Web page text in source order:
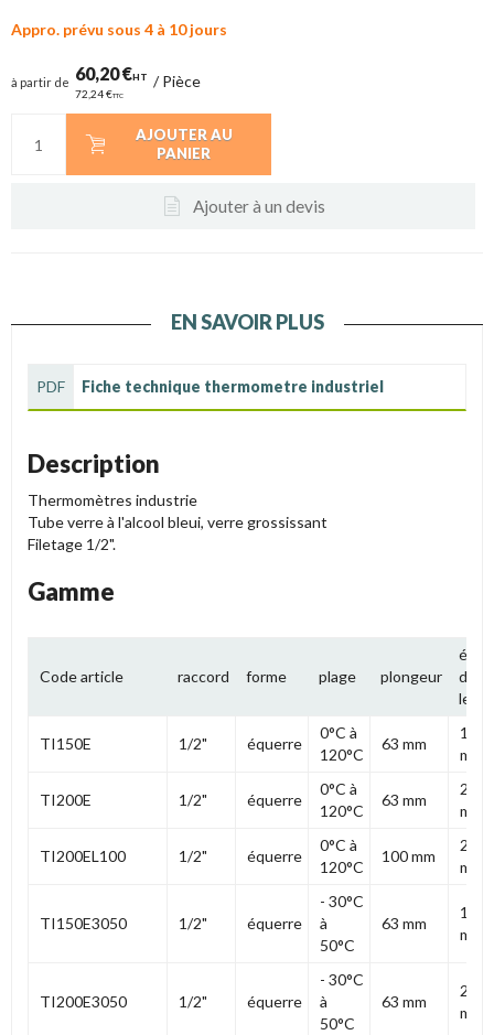
Appro. prévu sous 4 à 10 jours
à partir de 60,20 €HT
72,24 €TTC
/Pièce
AJOUTER AU
PANIER
Ajouter à un devis
EN SAVOIR PLUS
PDF Fiche technique thermometre industriel
Description
Thermomètres industrie
Tube verre à l'alcool bleui, verre grossissant
Filetage 1/2".
Gamme
Code article raccord forme plage plongeur
de
TI150E 1/2" équerre
0°C à
120°C
63 mm
150
mm
TI200E 1/2" équerre
0°C à
120°C
63 mm
200
mm
TI200EL100 1/2" équerre
0°C à
120°C
100 mm
200
mm
TI150E3050 1/2" équerre
- 30°C
à
50°C
63 mm
150
mm
TI200E3050 1/2" équerre
- 30°C
à
50°C
63 mm
200
mm